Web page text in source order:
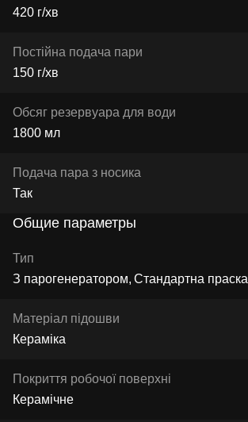
420 г/хв
Постійна подача пари
150 г/хв
Обсяг резервуара для води
1800 мл
Подача пара з носика
Так
Общие параметры
Тип
З парогенератором Стандартна праска
Матеріал підошви
Кераміка
Покриття робочої поверхні
Керамічне